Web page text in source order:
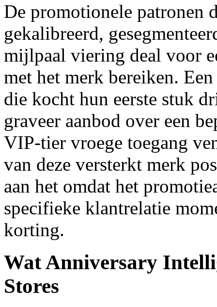
De promotionele
gekalibreerd,
mijlpaal viering deal voor
met het merk bereiken.
die kocht hun eerste stuk
graveer aanbod over een
VIP-tier vroege toegang
van deze versterkt merk
aan het omdat het
specifieke klantrelatie
korting.
Wat Anniversary
Stores